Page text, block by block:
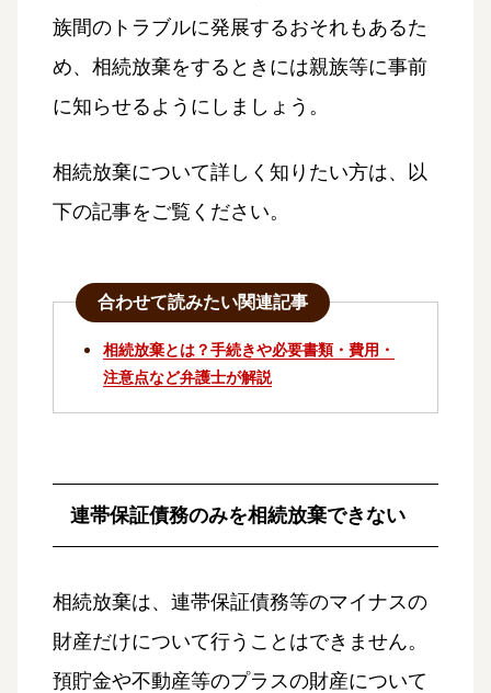
族間のトラブルに発展するおそれもあるた
め、相続放棄をするときには親族等に事前
に知らせるようにしましょう。
相続放棄について詳しく知りたい方は、以
下の記事をご覧ください。
合わせて読みたい関連記事
相続放棄とは？手続きや必要書類・費用・
注意点など弁護士が解説
連帯保証債務のみを相続放棄できない
相続放棄は、連帯保証債務等のマイナスの
財産だけについて行うことはできません。
預貯金や不動産等のプラスの財産について